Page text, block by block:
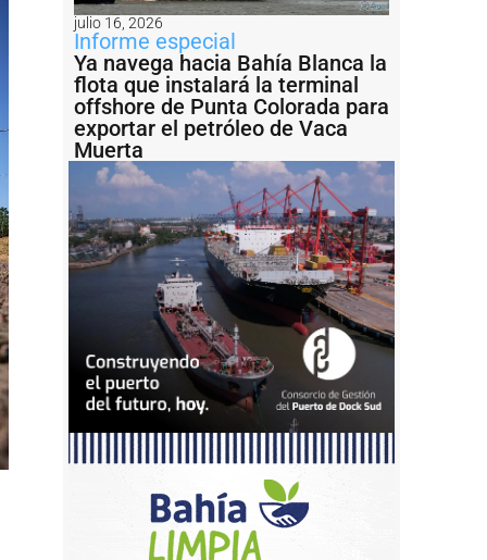
julio 16, 2026
Informe especial
Ya navega hacia Bahía Blanca la
flota que instalará la terminal
offshore de Punta Colorada para
exportar el petróleo de Vaca
Muerta